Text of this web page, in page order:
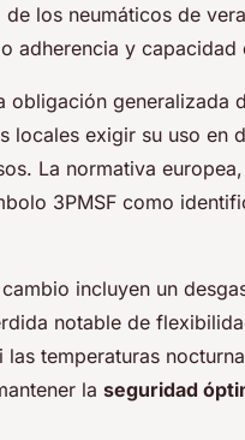
los neumáticos de
adherencia y capacidad
obligación generalizada
locales exigir su uso en
La normativa
3PMSF como
incluyen un
notable de
temperaturas
la seguridad